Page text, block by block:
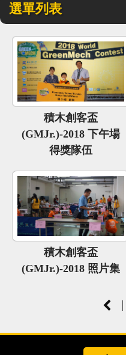
下
賽
精
心
認
教
認
認
選單列表
積木創客盃
(GMJr.)-2018 下午場
得獎隊伍
積木創客盃
(GMJr.)-2018 照片集
|